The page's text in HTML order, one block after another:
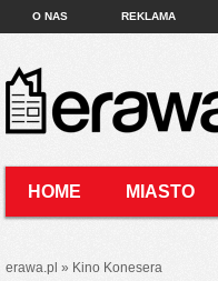
O NAS REKLAMA
HOME MIASTO
erawa.pl » Kino Konesera